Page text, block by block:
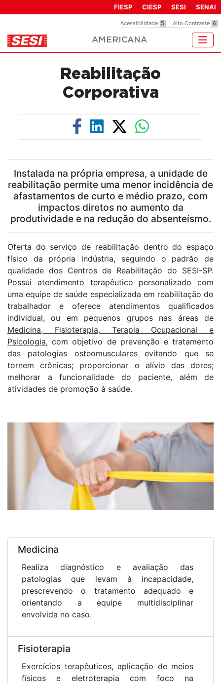
inclui
um
Acessibilidade 5 Alto Contraste 6
FIESP CIESP SESI SENAI
AMERICANA
Reabilitação
Corporativa
Instalada na própria empresa, a unidade de
reabilitação permite uma menor incidência de
afastamentos de curto e médio prazo, com
impactos diretos no aumento da
produtividade e na redução do absenteísmo.
Oferta do serviço de reabilitação dentro do espaço
físico da própria indústria, seguindo o padrão de
qualidade dos Centros de Reabilitação do SESI-SP.
Possui atendimento terapêutico personalizado com
uma equipe de saúde especializada em reabilitação do
trabalhador e oferece atendimentos qualificados
individual, ou em pequenos grupos nas áreas de
Medicina, Fisioterapia, Terapia Ocupacional e
Psicologia, com objetivo de prevenção e tratamento
das patologias osteomusculares evitando que se
tornem crônicas; proporcionar o alívio das dores;
melhorar a funcionalidade do paciente, além de
atividades de promoção à saúde.
Medicina
Realiza diagnóstico e avaliação das
patologias que levam à incapacidade,
prescrevendo o tratamento adequado e
orientando a equipe multidisciplinar
envolvida no caso.
Fisioterapia
Exercícios terapêuticos, aplicação de meios
físicos e eletroterapia com foco na